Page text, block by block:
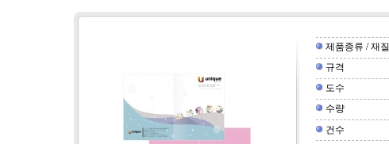
제품종류 / 재질
규격
도수
수량
건수